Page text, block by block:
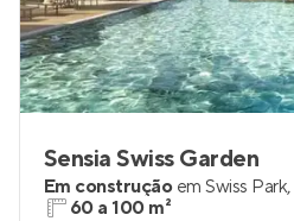
Sensia Swiss Garden
Em construção em Swiss Park,
60 a 100 m²